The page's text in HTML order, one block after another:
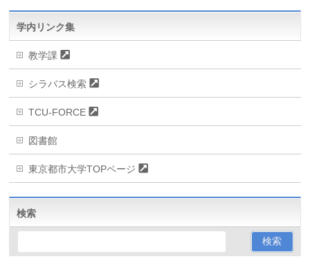
学内リンク集
教学課
シラバス検索
TCU-FORCE
図書館
東京都市大学TOPページ
検索